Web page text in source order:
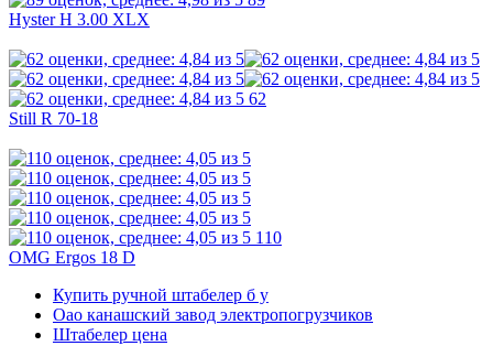
Hyster H 3.00 XLX
62
Still R 70-18
110
OMG Ergos 18 D
Купить ручной штабелер б у
Оао канашский завод электропогрузчиков
Штабелер цена